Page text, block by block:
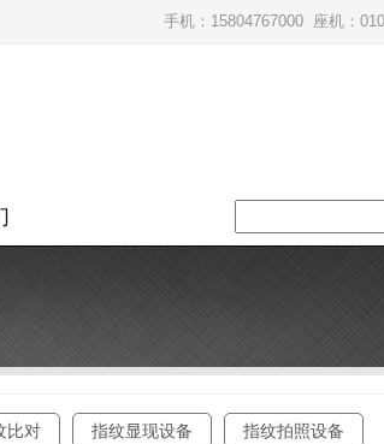
手机：15804767000 座机：
索：
比对 指纹显现设备 指纹拍照设备